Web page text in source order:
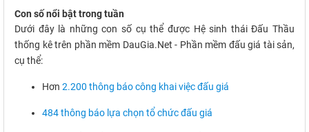
Con số nổi bật trong tuần
Dưới đây là những con số cụ thể được Hệ sinh thái Đấu Thầu
thống kê trên phần mềm DauGia.Net - Phần mềm đấu giá tài sản,
cụ thể:
Hơn 2.200 thông báo công khai việc đấu giá
484 thông báo lựa chọn tổ chức đấu giá